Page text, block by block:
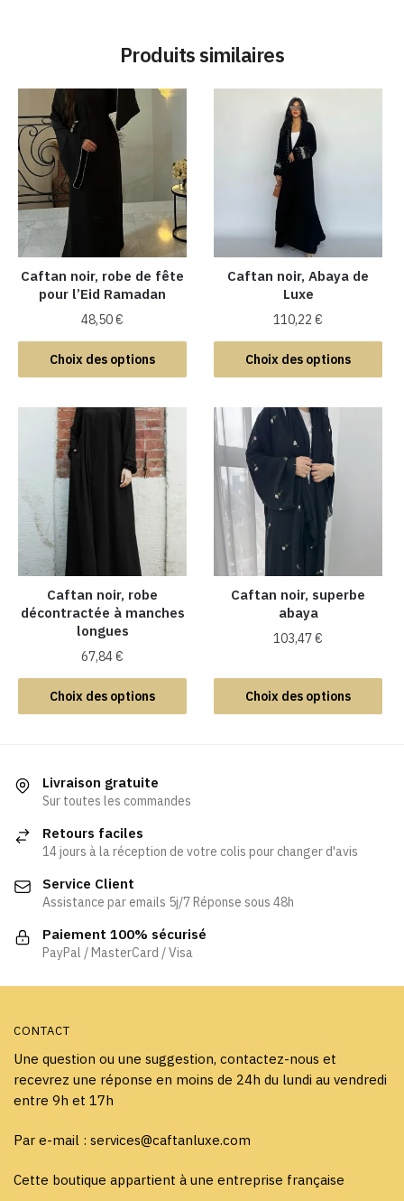
Produits similaires
Caftan noir, robe de fête
pour l’Eid Ramadan
48,50€
Choix des options
Ce
produit
plusieurs
variations.
options
peuvent
choisies
la
page
du
produit
Caftan noir, Abaya de
Luxe
110,22€
Choix des options
Ce
produit
plusieurs
variations.
Les
options
peuvent
choisies
sur
la
page
du
Caftan noir, robe
décontractée à manches
longues
67,84€
Choix des options
Ce
produit
variations.
Les
peuvent
choisies
sur
la
page
Caftan noir, superbe
abaya
103,47€
Choix des options
produit
a
être
Livraison gratuite
Sur toutes les commandes
Retours faciles
14 jours à la réception de votre colis pour changer d'avis
Service Client
Assistance par emails 5j/7 Réponse sous 48h
Paiement 100% sécurisé
PayPal / MasterCard / Visa
CONTACT
Une question ou une suggestion, contactez-nous et
recevrez une réponse en moins de 24h du lundi au vendredi
entre 9h et 17h
Par e-mail : services@caftanluxe.com
Cette boutique appartient à une entreprise française